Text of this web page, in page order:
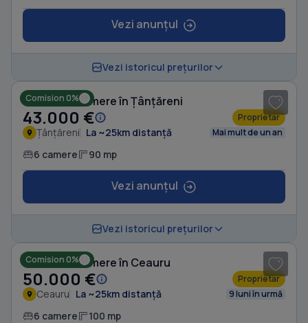
Vezi anunțul
Vezi istoricul prețurilor
Comision 0%
Casă cu 6 camere în Țânțăreni
43.000 € Proprietar
Țânțăreni La ~25km distanță Mai mult de un an
6 camere 90 mp
Vezi anunțul
Vezi istoricul prețurilor
Comision 0%
Casă cu 6 camere în Ceauru
50.000 € Proprietar
Ceauru La ~25km distanță 9 luni în urmă
6 camere 100 mp